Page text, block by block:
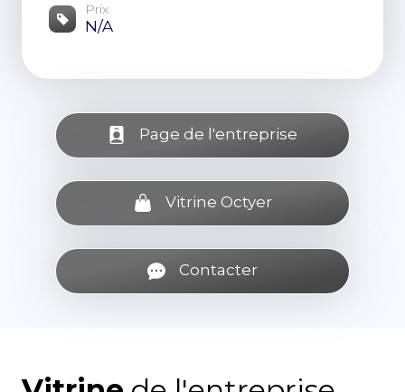
Prix
N/A
Page de l'entreprise
Vitrine Octyer
Contacter